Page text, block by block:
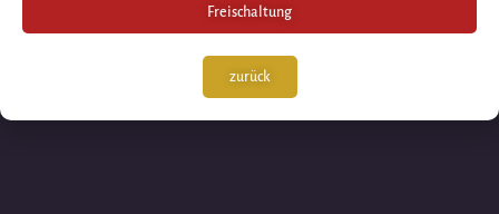
Freischaltung
zurück